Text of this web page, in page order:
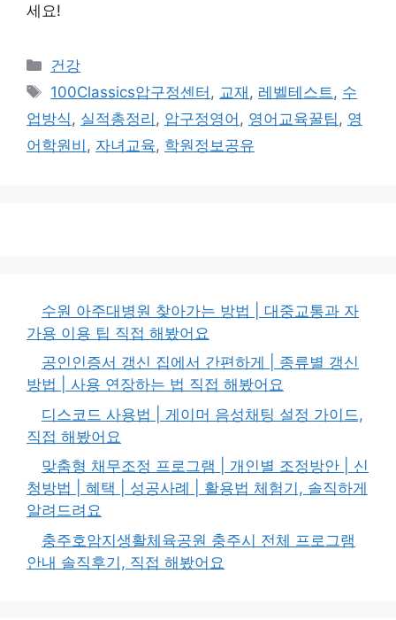
세요!
카
테
리
건강
태
그
100Classics압구정센터 , 교재 , 레벨테스트 , 수
업방식 , 실적총정리 , 압구정영어 , 영어교육꿀팁 , 영
어학원비 , 자녀교육, 학원정보공유
수원 아주대병원 찾아가는 방법 | 대중교통과 자
가용 이용 팁 직접 해봤어요
공인인증서 갱신 집에서 간편하게 | 종류별 갱신
방법 | 사용 연장하는 법 직접 해봤어요
디스코드 사용법 | 게이머 음성채팅 설정 가이드,
직접 해봤어요
맞춤형 채무조정 프로그램 | 개인별 조정방안 | 신
청방법 | 혜택 | 성공사례 | 활용법 체험기, 솔직하게
알려드려요
충주호암지생활체육공원 충주시 전체 프로그램
안내 솔직후기, 직접 해봤어요